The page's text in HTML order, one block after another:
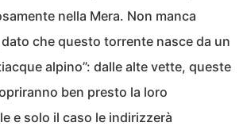
nella Mera. Non manca
dato che questo torrente nasce da un
alpino”: dalle alte vette, queste
ben presto la loro
e solo il caso le indirizzerà